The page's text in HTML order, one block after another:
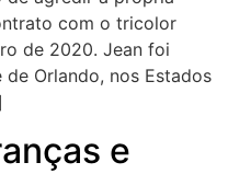
com o tricolor
de 2020. Jean foi
Orlando, nos Estados
e